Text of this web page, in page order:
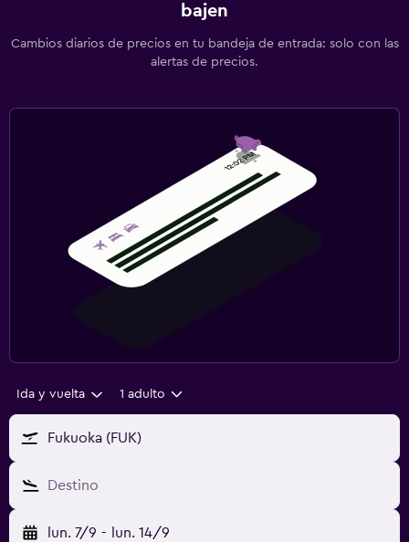
bajen
Cambios diarios de precios en tu bandeja de entrada: solo con las
alertas de precios.
Ida y vuelta 1 adulto
Fukuoka (FUK)
Destino
lun. 7/9 - lun. 14/9